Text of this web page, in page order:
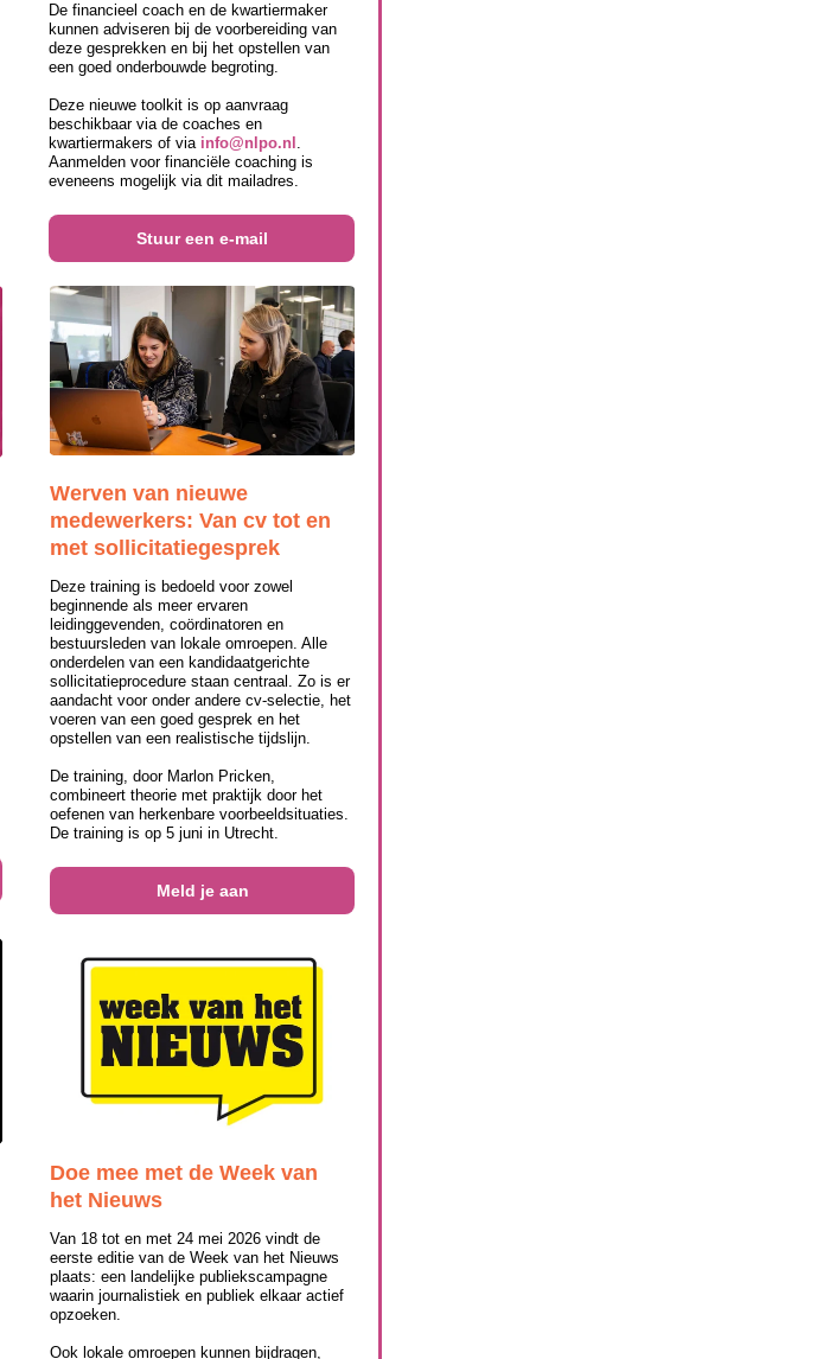
De financieel coach en de kwartiermaker
kunnen adviseren bij de voorbereiding van
deze gesprekken en bij het opstellen van
een goed onderbouwde begroting.
Deze nieuwe toolkit is op aanvraag
beschikbaar via de coaches en
kwartiermakers of via info@nlpo.nl .
Aanmelden voor financiële coaching is
eveneens mogelijk via dit mailadres.
Stuur een e-mail
Werven van nieuwe
medewerkers: Van cv tot en
met sollicitatiegesprek
Deze training is bedoeld voor zowel
beginnende als meer ervaren
leidinggevenden, coördinatoren en
bestuursleden van lokale omroepen. Alle
onderdelen van een kandidaatgerichte
sollicitatieprocedure staan centraal. Zo is er
aandacht voor onder andere cv-selectie, het
voeren van een goed gesprek en het
opstellen van een realistische tijdslijn.
De training, door Marlon Pricken,
combineert theorie met praktijk door het
oefenen van herkenbare voorbeeldsituaties.
De training is op 5 juni in Utrecht.
Meld je aan
Doe mee met de Week van
het Nieuws
Van 18 tot en met 24 mei 2026 vindt de
eerste editie van de Week van het Nieuws
plaats: een landelijke publiekscampagne
waarin journalistiek en publiek elkaar actief
opzoeken.
Ook lokale omroepen kunnen bijdragen,